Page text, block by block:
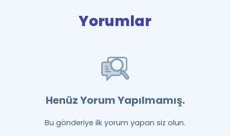
Yorumlar
Henüz Yorum Yapılmamış.
Bu gönderiye ilk yorum yapan siz olun.